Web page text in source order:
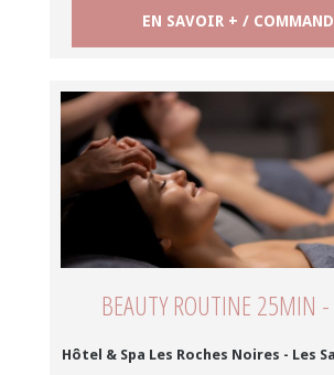
EN SAVOIR + /
BEAUTY ROUTINE 25MIN -
Hôtel & Spa Les Roches Noires - Les